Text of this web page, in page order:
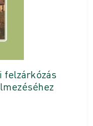
felzárkózás